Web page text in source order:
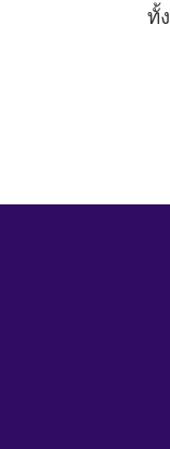
ทั้ง